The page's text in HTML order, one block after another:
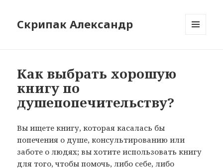
Скрипак Александр
Как выбрать хорошую
книгу по
душепопечительству?
Вы ищете книгу, которая касалась бы
попечения о душе, консультированию или
заботе о людях; вы хотите использовать книгу
для того, чтобы помочь, либо себе, либо